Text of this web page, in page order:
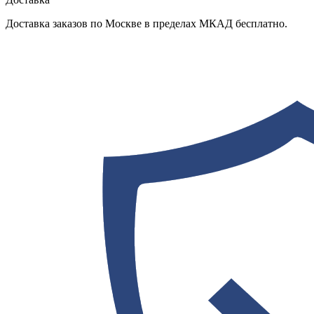
Доставка заказов по Москве в пределах МКАД бесплатно.